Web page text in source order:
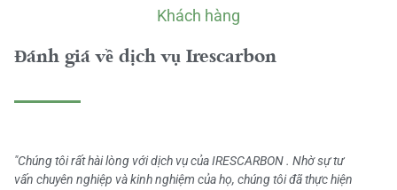
Khách hàng
Đánh giá về dịch vụ Irescarbon
"Chúng tôi rất hài lòng với dịch vụ của IRESCARBON . Nhờ sự tư
vấn chuyên nghiệp và kinh nghiệm của họ, chúng tôi đã thực hiện